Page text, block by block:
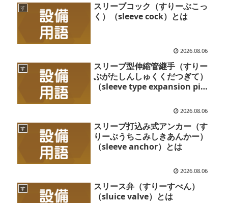
す
スリーブコック（すりーぶこっ
く）（sleeve cock）とは
2026.08.06
す
スリーブ型伸縮管継手（すりー
ぶがたしんしゅくくだつぎて）
（sleeve type expansion pipe
2026.08.06
す
スリーブ打込み式アンカー（す
りーぶうちこみしきあんかー）
（sleeve anchor）とは
2026.08.06
す
スリース弁（すりーすべん）
（sluice valve）とは